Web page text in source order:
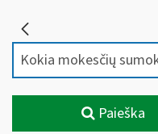
Paieška